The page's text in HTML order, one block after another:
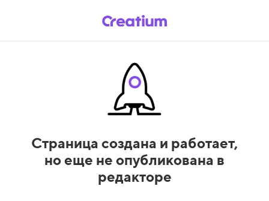
Страница создана и работает,
но еще не опубликована в
редакторе